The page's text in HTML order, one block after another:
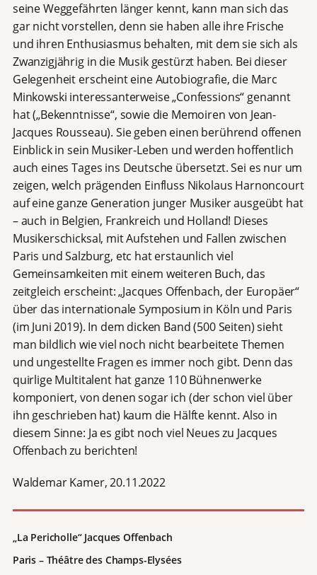
seine Weggefährten länger kennt, kann man sich das
gar nicht vorstellen, denn sie haben alle ihre Frische
und ihren Enthusiasmus behalten, mit dem sie sich als
Zwanzigjährig in die Musik gestürzt haben. Bei dieser
Gelegenheit erscheint eine Autobiografie, die Marc
Minkowski interessanterweise „Confessions“ genannt
hat („Bekenntnisse“, sowie die Memoiren von Jean-
Jacques Rousseau). Sie geben einen berührend offenen
Einblick in sein Musiker-Leben und werden hoffentlich
auch eines Tages ins Deutsche übersetzt. Sei es nur um
zeigen, welch prägenden Einfluss Nikolaus Harnoncourt
auf eine ganze Generation junger Musiker ausgeübt hat
– auch in Belgien, Frankreich und Holland! Dieses
Musikerschicksal, mit Aufstehen und Fallen zwischen
Paris und Salzburg, etc hat erstaunlich viel
Gemeinsamkeiten mit einem weiteren Buch, das
zeitgleich erscheint: „Jacques Offenbach, der Europäer“
über das internationale Symposium in Köln und Paris
(im Juni 2019). In dem dicken Band (500 Seiten) sieht
man bildlich wie viel noch nicht bearbeitete Themen
und ungestellte Fragen es immer noch gibt. Denn das
quirlige Multitalent hat ganze 110 Bühnenwerke
komponiert, von denen sogar ich (der schon viel über
ihn geschrieben hat) kaum die Hälfte kennt. Also in
diesem Sinne: Ja es gibt noch viel Neues zu Jacques
Offenbach zu berichten!
Waldemar Kamer, 20.11.2022
„La Pericholle“ Jacques Offenbach
Paris – Théâtre des Champs-Elysées